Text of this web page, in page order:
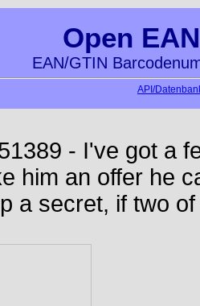
Open
EAN/GTIN
API/
- I've got a
him an offer he
a secret, if two